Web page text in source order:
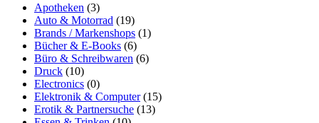
Apotheken (3)
Auto & Motorrad (19)
Brands / Markenshops (1)
Bücher & E-Books (6)
Büro & Schreibwaren (6)
Druck (10)
Electronics (0)
Elektronik & Computer(15)
Erotik & Partnersuche (13)